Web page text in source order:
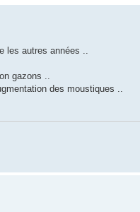
les autres années ..
gazons ..
des moustiques ..